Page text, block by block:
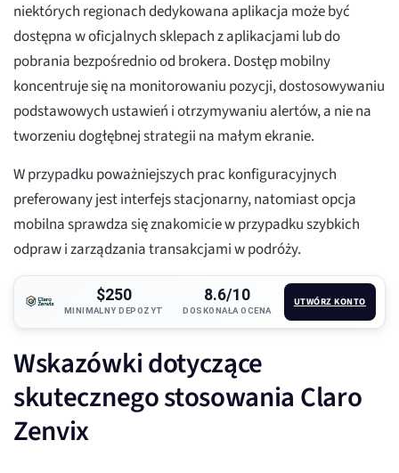
niektórych regionach dedykowana aplikacja może być
dostępna w oficjalnych sklepach z aplikacjami lub do
pobrania bezpośrednio od brokera. Dostęp mobilny
koncentruje się na monitorowaniu pozycji, dostosowywaniu
podstawowych ustawień i otrzymywaniu alertów, a nie na
tworzeniu dogłębnej strategii na małym ekranie.
W przypadku poważniejszych prac konfiguracyjnych
preferowany jest interfejs stacjonarny, natomiast opcja
mobilna sprawdza się znakomicie w przypadku szybkich
odpraw i zarządzania transakcjami w podróży.
$250
MINIMALNY DEPOZYT
8.6/10
DOSKONAŁA OCENA
UTWÓRZ KONTO
Wskazówki dotyczące
skutecznego stosowania Claro
Zenvix